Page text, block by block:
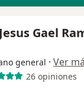
Gael
general · Ver
26 opiniones